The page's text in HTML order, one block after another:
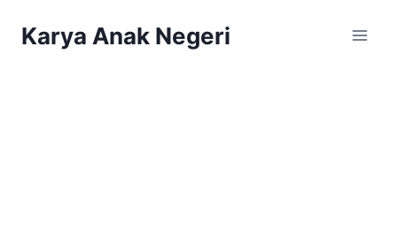
Karya Anak Negeri